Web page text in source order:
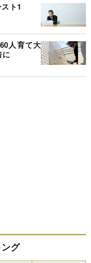
ト1
人育て大
に
グ